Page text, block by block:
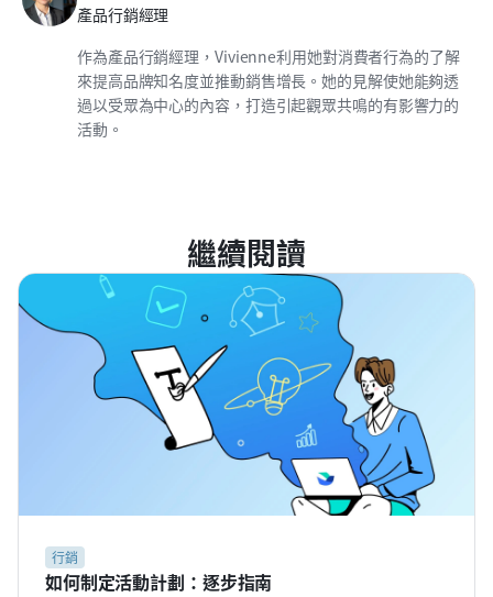
產品行銷經理
作為產品行銷經理，Vivienne利用她對消費者行為的了解
來提高品牌知名度並推動銷售增長。她的見解使她能夠透
過以受眾為中心的內容，打造引起觀眾共鳴的有影響力的
活動。
繼續閱讀
行銷
如何制定活動計劃：逐步指南